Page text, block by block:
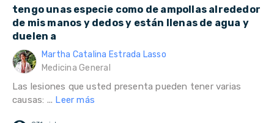
tengo unas especie como de ampollas alrededor
de mis manos y dedos y están llenas de agua y
duelen a
Martha Catalina Estrada Lasso
Medicina General
Las lesiones que usted presenta pueden tener varias
causas: ... Leer más